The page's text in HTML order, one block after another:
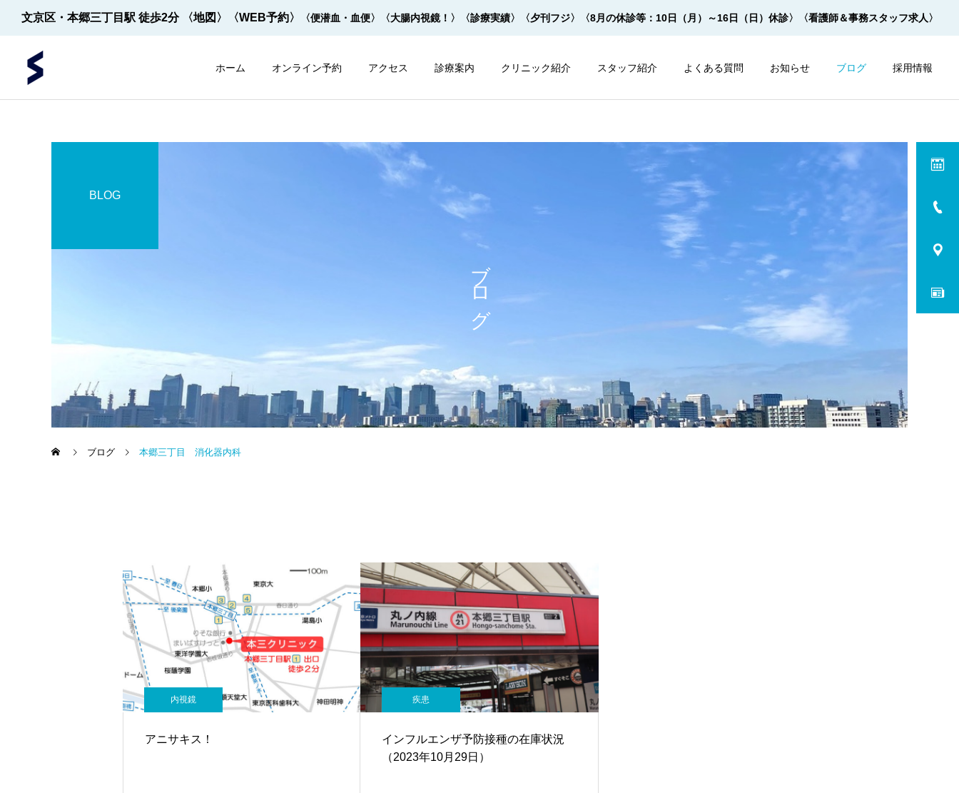
文京区・本郷三丁目駅 徒歩2分 〈地図〉 〈WEB予約〉 〈便潜血・血便〉 〈大腸内視鏡！〉 〈診療実績〉 〈夕刊フジ〉 〈8月の休診等：10日（月）～16日（日）休診〉 〈看護師＆事務スタッフ求人〉
ホーム オンライン予約 アクセス 診療案内 クリニック紹介 スタッフ紹介 よくある質問 お知らせ ブログ 採用情報
内視鏡の先端！
サルプレップの飲み方 ２杯
内視鏡
モビプレップの飲み方 ２杯
ブログ
BLOG
ブログ 本郷三丁目 消化器内科
内視鏡
アニサキス！
疾患
インフルエンザ予防接種の在庫状況
（2023年10月29日）